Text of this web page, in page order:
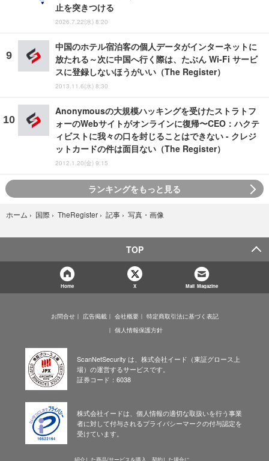
止を突きつける
2026.7.22(水) 8:20
中国のホテル宿泊客の個人データがインターネットに
放たれる～次に中国へ行く際は、たぶん Wi-Fi サービ
スに登録しないほうがいい（The Register）
2013.11.6(水) 8:30
Anonymousの大規模ハッキングを受けたストラトフ
ォーのWebサイトがオンラインに復帰〜CEO：ハクテ
ィビストに我々の口を封じることはできない - クレジ
ットカードの件は面目ない（The Register）
2012.1.20(金) 9:15
ランキングをもっと見る
ホーム › 国際 › TheRegister › 記事 › 写真・画像
TOP
Home X Mail Magazine
お問合せ 広告掲載 会社概要
特定商取引法に基づく表記
個人情報保護方針
ScanNetSecurity は、株式会社イード（東証グロース上
場）の運営するサービスです。
証券コード：6038
株式会社イードは、個人情報の適切な取扱いを行う事業
者に対して付与されるプライバシーマークの付与認定を
受けています。